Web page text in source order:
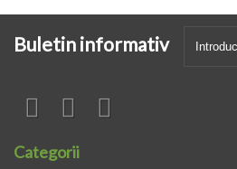
Buletin informativ
Categorii